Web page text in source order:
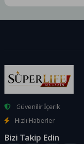
Down Sendromlu
Güvenilir İçerik
Hızlı Haberler
Bizi Takip Edin